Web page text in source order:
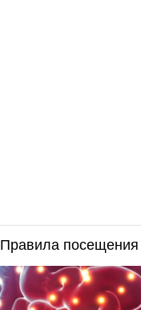
Правила посещения